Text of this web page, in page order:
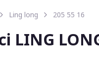
Ling long 205 55 16
LING